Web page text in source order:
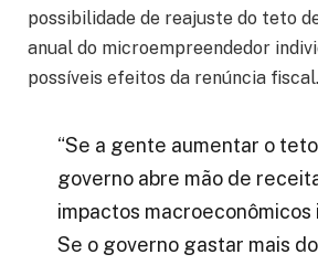
possibilidade de reajuste do teto
anual do microempreendedor
possíveis efeitos da renúncia fiscal.
“Se a gente aumentar o
governo abre mão de
impactos macroeconômicos
Se o governo gastar mais